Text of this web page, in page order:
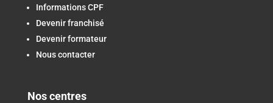
Informations CPF
Devenir franchisé
Devenir formateur
Nous contacter
Nos centres